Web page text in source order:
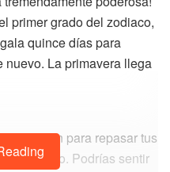
primer grado del zodiaco,
quince días para
nuevo. La primavera llega
para repasar tus
de nuevo. Podrías sentir